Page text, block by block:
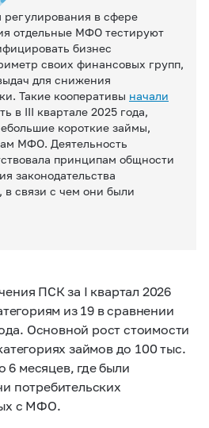
в сфере
отдельные МФО тестируют
бизнес
своих финансовых групп,
для снижения
. Такие кооперативы начали
в III квартале 2025 года,
короткие займы,
МФО. Деятельность
принципам общности
законодательства
в связи с чем они были
ПСК за I квартал 2026
из 19 в сравнении
Основной рост стоимости
займов до 100 тыс.
6 месяцев, где были
потребительских
с МФО.